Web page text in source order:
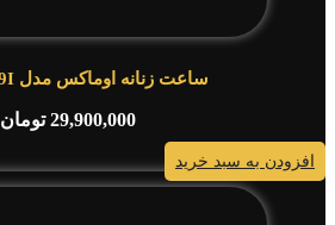
ساعت زنانه اوماکس مدل ML42N99I
29,900,000 تومان
افزودن به سبد خرید